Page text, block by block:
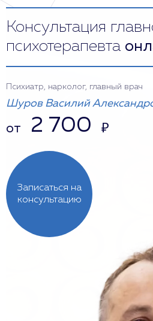
Консультация
психотерапевта
Записаться на
консультацию
Психиатр, нарколог, главный врач
Шуров Василий
от 2 700 ₽